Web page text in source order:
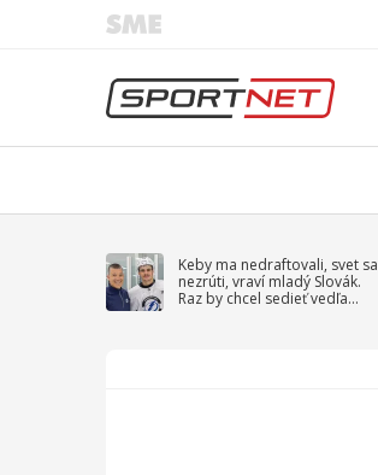
Keby ma nedraftovali, svet sa
nezrúti, vraví mladý Slovák.
Raz by chcel sedieť vedľa